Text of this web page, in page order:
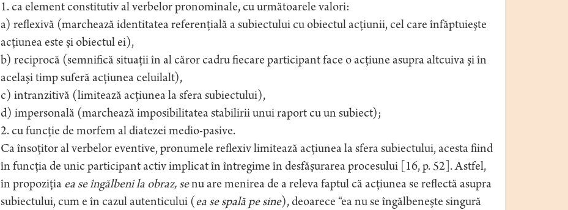
1. ca element constitutiv al verbelor pronominale, cu următoarele valori:
a) reflexivă (marchează identitatea referenţială a subiectului cu obiectul acţiunii, cel care înfăptuieşte
acţiunea este şi obiectul ei),
b) reciprocă (semnifică situaţii în al căror cadru fiecare participant face o acţiune asupra altcuiva şi în
acelaşi timp suferă acţiunea celuilalt),
c) intranzitivă (limitează acţiunea la sfera subiectului),
d) impersonală (marchează imposibilitatea stabilirii unui raport cu un subiect);
2. cu funcţie de morfem al diatezei medio-pasive.
Ca însoţitor al verbelor eventive, pronumele reflexiv limitează acţiunea la sfera subiectului, acesta fiind
în funcţia de unic participant activ implicat în întregime în desfăşurarea procesului [16, p. 52]. Astfel,
în propoziţia ea se îngălbeni la obraz, senu are menirea de a releva faptul că acţiunea se reflectă asupra
subiectului, cum e în cazul autenticului (ea se spală pe sine), deoarece “ea nu se îngălbeneşte singură